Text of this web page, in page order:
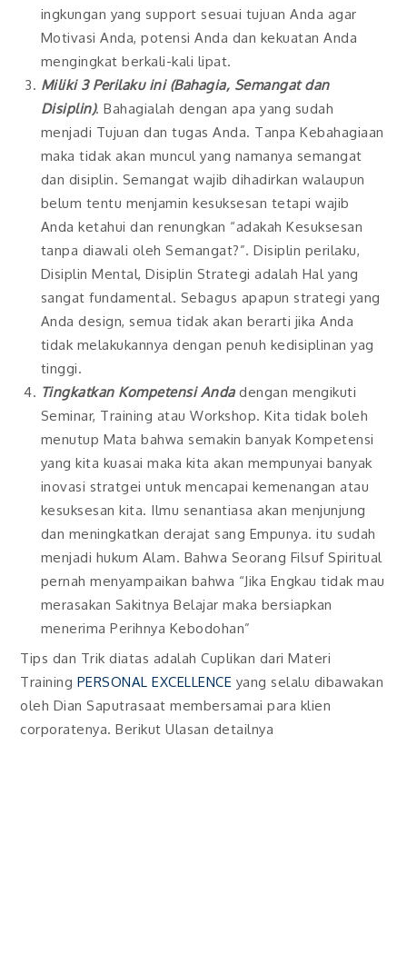
ingkungan yang support sesuai tujuan Anda agar
Motivasi Anda, potensi Anda dan kekuatan Anda
mengingkat berkali-kali lipat.
Miliki 3 Perilaku ini (Bahagia, Semangat dan
Disiplin). Bahagialah dengan apa yang sudah
menjadi Tujuan dan tugas Anda. Tanpa Kebahagiaan
maka tidak akan muncul yang namanya semangat
dan disiplin. Semangat wajib dihadirkan walaupun
belum tentu menjamin kesuksesan tetapi wajib
Anda ketahui dan renungkan “adakah Kesuksesan
tanpa diawali oleh Semangat?”. Disiplin perilaku,
Disiplin Mental, Disiplin Strategi adalah Hal yang
sangat fundamental. Sebagus apapun strategi yang
Anda design, semua tidak akan berarti jika Anda
tidak melakukannya dengan penuh kedisiplinan yag
tinggi.
Tingkatkan Kompetensi Andadengan mengikuti
Seminar, Training atau Workshop. Kita tidak boleh
menutup Mata bahwa semakin banyak Kompetensi
yang kita kuasai maka kita akan mempunyai banyak
inovasi stratgei untuk mencapai kemenangan atau
kesuksesan kita. Ilmu senantiasa akan menjunjung
dan meningkatkan derajat sang Empunya. itu sudah
menjadi hukum Alam. Bahwa Seorang Filsuf Spiritual
pernah menyampaikan bahwa “Jika Engkau tidak mau
merasakan Sakitnya Belajar maka bersiapkan
menerima Perihnya Kebodohan”
Tips dan Trik diatas adalah Cuplikan dari Materi
Training PERSONAL EXCELLENCE yang selalu dibawakan
oleh Dian Saputrasaat membersamai para klien
corporatenya. Berikut Ulasan detailnya